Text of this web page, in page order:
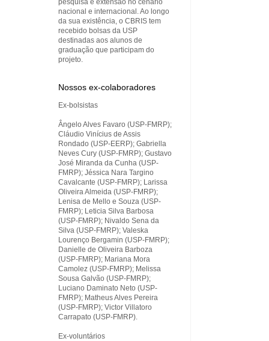
pesquisa e extensão no cenário
nacional e internacional. Ao longo
da sua existência, o CBRIS tem
recebido bolsas da USP
destinadas aos alunos de
graduação que participam do
projeto.
Nossos ex-colaboradores
Ex-bolsistas
Ângelo Alves Favaro (USP-FMRP);
Cláudio Vinícius de Assis
Rondado (USP-EERP); Gabriella
Neves Cury (USP-FMRP); Gustavo
José Miranda da Cunha (USP-
FMRP); Jéssica Nara Targino
Cavalcante (USP-FMRP); Larissa
Oliveira Almeida (USP-FMRP);
Lenisa de Mello e Souza (USP-
FMRP); Leticia Silva Barbosa
(USP-FMRP); Nivaldo Sena da
Silva (USP-FMRP); Valeska
Lourenço Bergamin (USP-FMRP);
Danielle de Oliveira Barboza
(USP-FMRP); Mariana Mora
Camolez (USP-FMRP); Melissa
Sousa Galvão (USP-FMRP);
Luciano Daminato Neto (USP-
FMRP); Matheus Alves Pereira
(USP-FMRP); Victor Villatoro
Carrapato (USP-FMRP).
Ex-voluntários